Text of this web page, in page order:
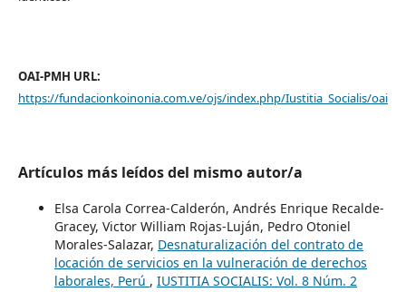
OAI-PMH URL:
https://fundacionkoinonia.com.ve/ojs/index.php/Iustitia_Socialis/oai
Artículos más leídos del mismo autor/a
Elsa Carola Correa-Calderón, Andrés Enrique Recalde-
Gracey, Victor William Rojas-Luján, Pedro Otoniel
Morales-Salazar, Desnaturalización del contrato de
locación de servicios en la vulneración de derechos
laborales, Perú , IUSTITIA SOCIALIS: Vol. 8 Núm. 2